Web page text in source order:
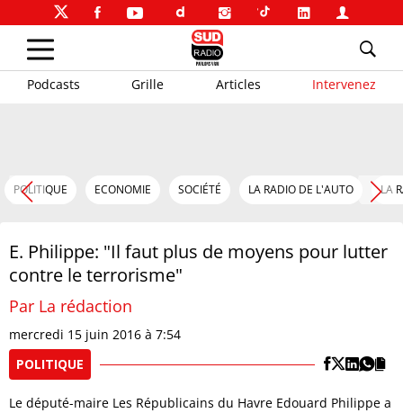
Podcasts Grille Articles Intervenez
POLITIQUE ECONOMIE SOCIÉTÉ LA RADIO DE L'AUTO LA
E. Philippe: "Il faut plus de moyens pour lutter
contre le terrorisme"
Par La rédaction
mercredi 15 juin 2016 à 7:54
POLITIQUE
Le député-maire Les Républicains du Havre Edouard Philippe a